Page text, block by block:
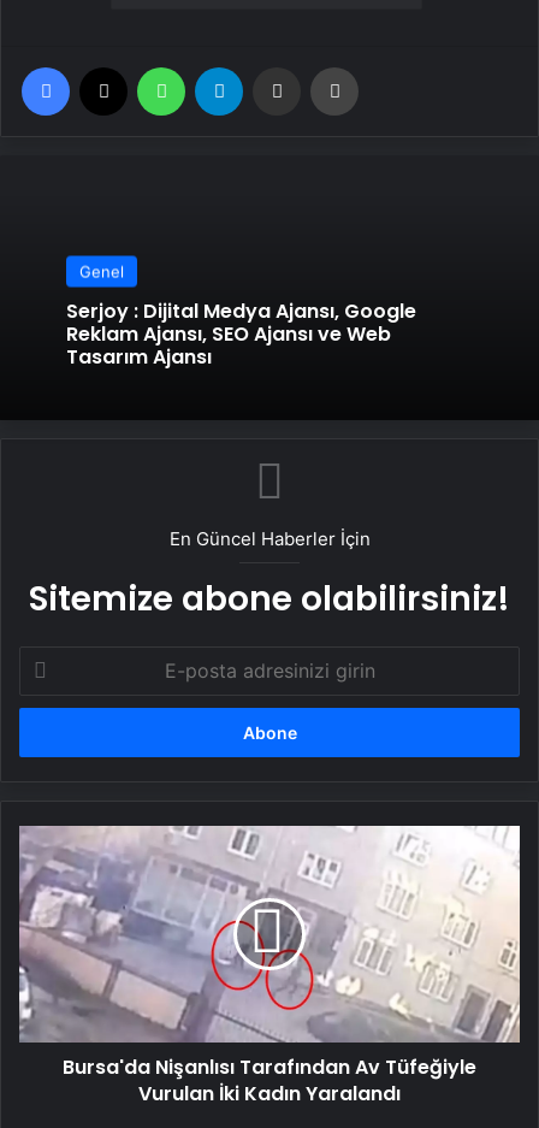
Facebook WhatsApp Email'den paylaş
Genel
Serjoy : Dijital Medya Ajansı, Google
Reklam Ajansı, SEO Ajansı ve Web
Tasarım Ajansı
En Güncel Haberler İçin
Sitemize abone olabilirsiniz!
posta
adresinizi
Bursa'da
Nişanlısı
Tarafından
Av
Tüfeğiyle
Vurulan
İki
Kadın
Yaralandı
Bursa'da Nişanlısı Tarafından Av Tüfeğiyle
Vurulan İki Kadın Yaralandı